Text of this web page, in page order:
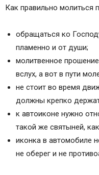
Как правильно молиться
обращаться ко
пламенно и от души;
молитвенное
вслух, а вот в пути
не стоит во время
должны крепко
к автоиконе нужно
такой же святыней,
иконка в автомобиле
не оберег и не